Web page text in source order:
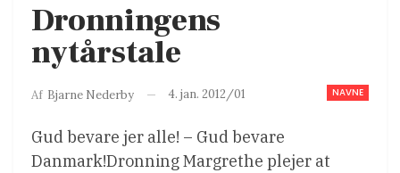
Dronningens
nytårstale
NAVNE
Af Bjarne Nederby 4. jan. 2012/01
Gud bevare jer alle! – Gud bevare
Danmark!Dronning Margrethe plejer at